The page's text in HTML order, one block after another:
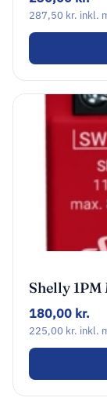
287,50 kr. inkl.
Shelly
180,00 kr.
225,00 kr. inkl.